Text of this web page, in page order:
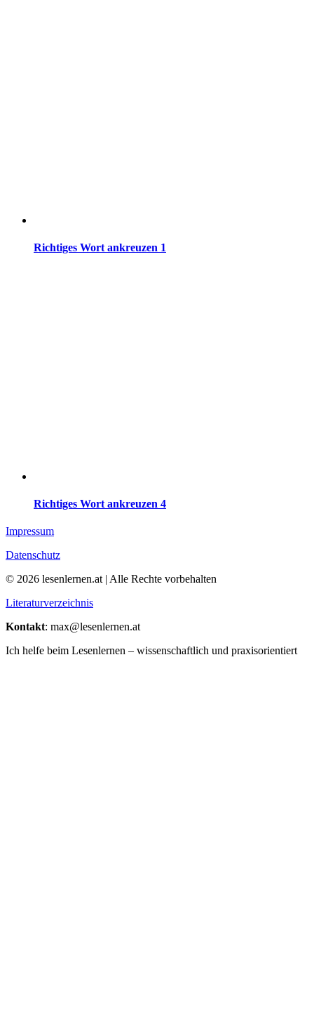
Richtiges Wort ankreuzen 1
Richtiges Wort ankreuzen 4
Impressum
Datenschutz
© 2026 lesenlernen.at | Alle Rechte vorbehalten
Literaturverzeichnis
Kontakt: max@lesenlernen.at
Ich helfe beim Lesenlernen – wissenschaftlich und praxisorientiert